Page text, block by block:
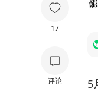
17
评论
5